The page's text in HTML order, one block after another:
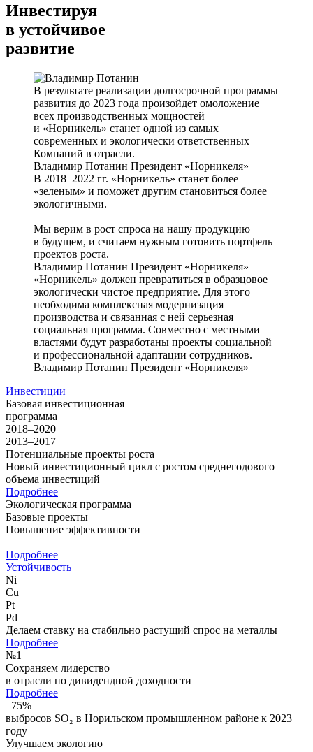
Инвестируя
в устойчивое
развитие
В результате реализации долгосрочной программы
развития до 2023 года произойдет омоложение
всех производственных мощностей
и «Норникель» станет одной из самых
современных и экологически ответственных
Компаний в отрасли.
Владимир Потанин Президент «Норникеля»
В 2018–2022 гг. «Норникель» станет более
«зеленым» и поможет другим становиться более
экологичными.
Мы верим в рост спроса на нашу продукцию
в будущем, и считаем нужным готовить портфель
проектов роста.
Владимир Потанин Президент «Норникеля»
«Норникель» должен превратиться в образцовое
экологически чистое предприятие. Для этого
необходима комплексная модернизация
производства и связанная с ней серьезная
социальная программа. Совместно с местными
властями будут разработаны проекты социальной
и профессиональной адаптации сотрудников.
Владимир Потанин Президент «Норникеля»
Инвестиции
Базовая инвестиционная
программа
2018–2020
2013–2017
Потенциальные проекты роста
Новый инвестиционный цикл с ростом среднегодового
объема инвестиций
Подробнее
Экологическая программа
Базовые проекты
Повышение эффективности
Подробнее
Устойчивость
Ni
Cu
Pt
Pd
Делаем ставку на стабильно растущий спрос на металлы
Подробнее
№1
Сохраняем лидерство
в отрасли по дивидендной доходности
Подробнее
–75%
выбросов SO₂ в Норильском промышленном районе к 2023
году
Улучшаем экологию